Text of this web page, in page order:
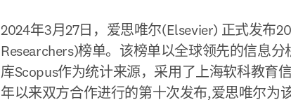
2024年3月27日，爱思唯尔(Elsevier) 正式发布
Researchers)榜单。该榜单以全球领先的信息
库Scopus作为统计来源，采用了上海软科教育
年以来双方合作进行的第十次发布,爱思唯尔为